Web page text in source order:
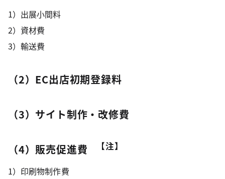
1）出展小間料
2）資材費
3）輸送費
（2）EC出店初期登録料
（3）サイト制作・改修費
（4）販売促進費 【注】
1）印刷物制作費